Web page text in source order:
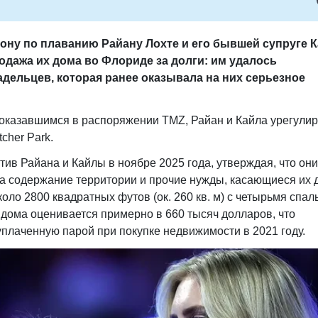
по плаванию Райану Лохте и его бывшей супруге
их дома во Флориде за долги: им удалось
которая ранее оказывала на них серьезное
в распоряжении TMZ, Райан и Кайла
Park.
Райана и Кайлы в ноябре 2025 года, утверждая, что
содержание территории и прочие нужды, касающиеся их
2800 квадратных футов (ок. 260 кв. м) с четырьмя
оценивается примерно в 660 тысяч долларов, что
парой при покупке недвижимости в 2021 году.